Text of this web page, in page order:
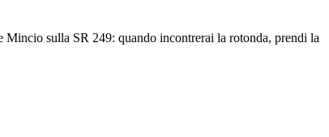
sulla SR 249: quando incontrerai la rotonda, prendi la